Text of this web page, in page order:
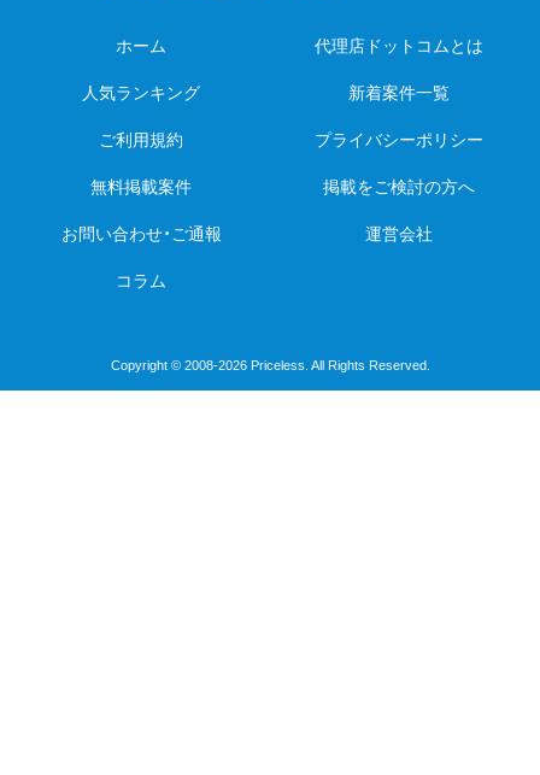
ホーム 代理店ドットコムとは
人気ランキング 新着案件一覧
ご利用規約 プライバシーポリシー
無料掲載案件 掲載をご検討の方へ
お問い合わせ・ご通報 運営会社
コラム
Copyright © 2008-2026 Priceless. All Rights Reserved.